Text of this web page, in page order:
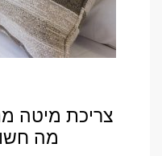
צריכת מיטה
מה